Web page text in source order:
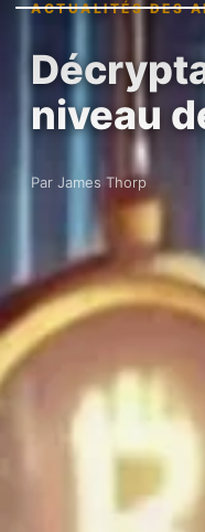
ACTUALITÉS DES
niveau
Par James Thorp